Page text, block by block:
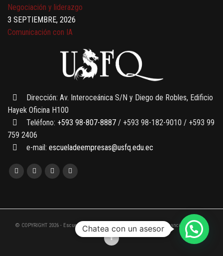
Negociación y liderazgo
3 SEPTIEMBRE, 2026
Comunicación con IA
Gobernanza de datos
13 AGOSTO, 2026
Finanzas para no financieros
Dirección: Av. Interoceánica S/N y Diego de Robles, Edificio
Hayek Oficina H100
Teléfono: +593 98-807-8887 / +593 98-182-9010 / +593 99
759 2406
e-mail: escueladeempresas@usfq.edu.ec
© COPYRIGHT 2026 - Escuela de Empresas de la Universidad San Francisco de Quito
Chatea con un asesor